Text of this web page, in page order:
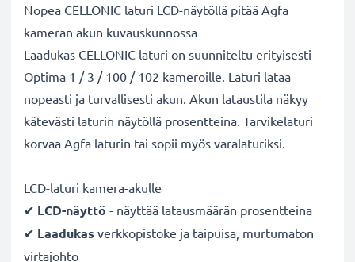
Nopea CELLONIC laturi LCD-näytöllä pitää Agfa
kameran akun kuvauskunnossa
Laadukas CELLONIC laturi on suunniteltu erityisesti
Optima 1 / 3 / 100 / 102 kameroille. Laturi lataa
nopeasti ja turvallisesti akun. Akun lataustila näkyy
kätevästi laturin näytöllä prosentteina. Tarvikelaturi
korvaa Agfa laturin tai sopii myös varalaturiksi.
LCD-laturi kamera-akulle
✔ LCD-näyttö - näyttää latausmäärän prosentteina
✔ Laadukas verkkopistoke ja taipuisa, murtumaton
virtajohto